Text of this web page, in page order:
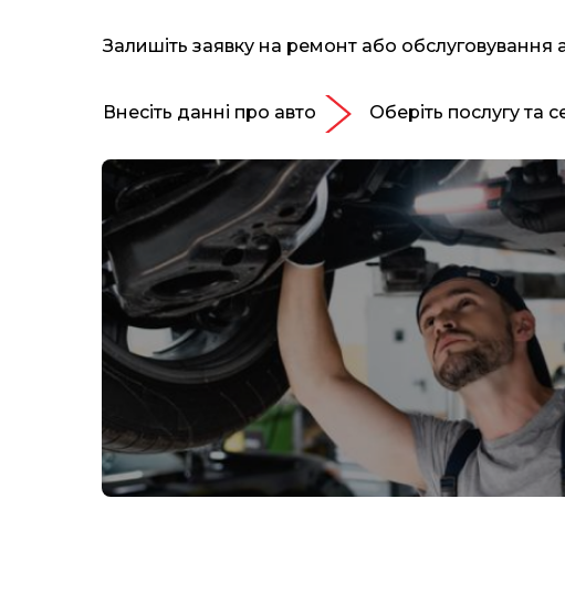
Внесіть данні про авто Оберіть послугу та
Залишіть заявку на ремонт або